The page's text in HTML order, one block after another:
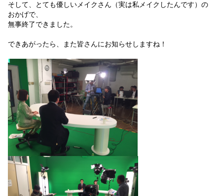
そして、とても優しいメイクさん（実は私メイクしたんです）の
おかげで、
無事終了できました。
できあがったら、また皆さんにお知らせしますね！